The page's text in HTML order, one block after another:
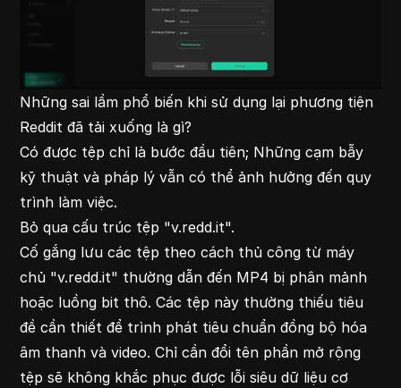
Những sai lầm phổ biến khi sử dụng lại phương tiện
Reddit đã tải xuống là gì?
Có được tệp chỉ là bước đầu tiên; Những cạm bẫy
kỹ thuật và pháp lý vẫn có thể ảnh hưởng đến quy
trình làm việc.
Bỏ qua cấu trúc tệp "v.redd.it".
Cố gắng lưu các tệp theo cách thủ công từ máy
chủ "v.redd.it" thường dẫn đến MP4 bị phân mảnh
hoặc luồng bit thô. Các tệp này thường thiếu tiêu
đề cần thiết để trình phát tiêu chuẩn đồng bộ hóa
âm thanh và video. Chỉ cần đổi tên phần mở rộng
tệp sẽ không khắc phục được lỗi siêu dữ liệu cơ